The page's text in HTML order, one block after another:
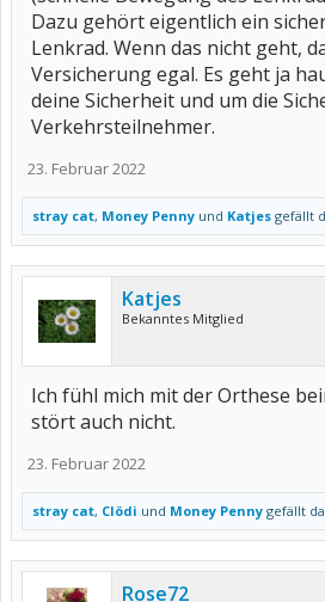
Dazu gehört eigentlich ein
Lenkrad. Wenn das nicht geht,
Versicherung egal. Es geht ja
deine Sicherheit und um die
Verkehrsteilnehmer.
23. Februar 2022
stray cat, Money Penny und Katjes gefällt
Katjes
Bekanntes Mitglied
Ich fühl mich mit der Orthese
stört auch nicht.
23. Februar 2022
stray cat, Clödi und Money Penny gefällt
Rose72